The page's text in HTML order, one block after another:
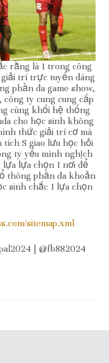
rằng là 1 trong công
trí trực tuyến đáng
phần đa game show,
ty cung cung cấp
cùng khối hệ thống
cho học sinh không
thức giải trí cơ mà
tích S giao lưu học hỏi
ty yếu mình nghịch
lựa lựa chọn 1 nơi để
thông phần đa khoản
sinh chắc 1 lựa chọn
sitemap.xml
| @fb882024